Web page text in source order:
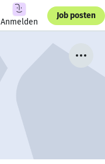
Anmelden
Job posten